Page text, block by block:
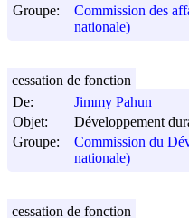
Groupe:
Commission des
nationale)
De:
Jimmy Pahun
Objet:
Développement
Groupe:
Commission du
nationale)
cessation de fonction
cessation de fonction